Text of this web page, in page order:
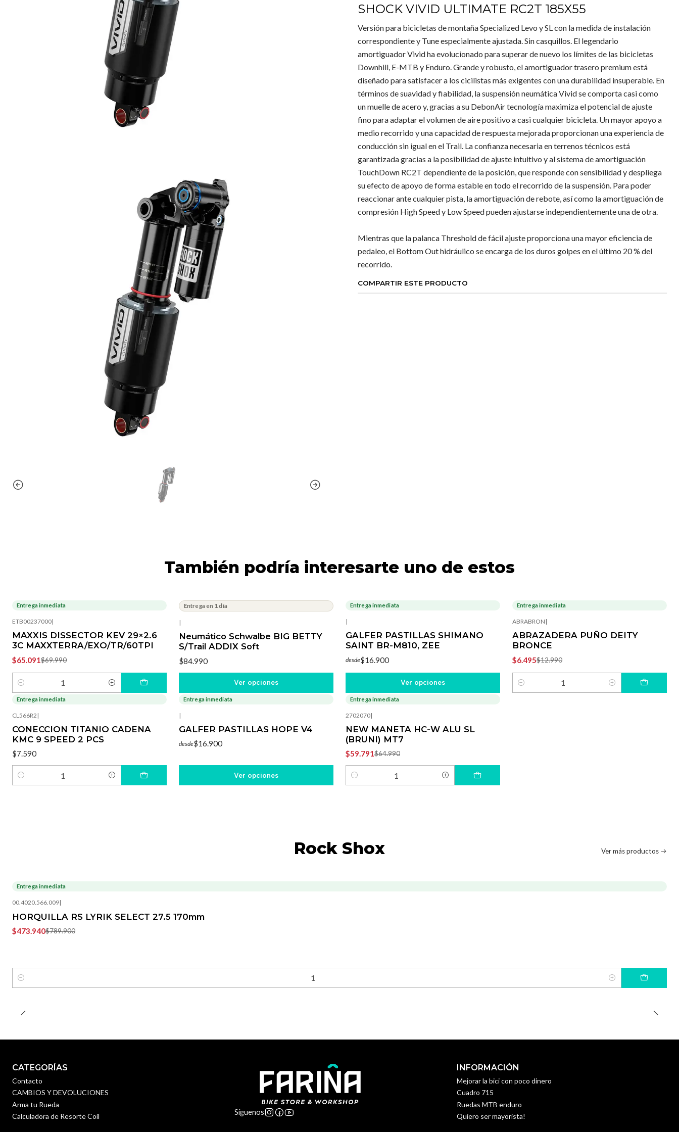
SHOCK VIVID ULTIMATE RC2T 185X55
Versión para bicicletas de montaña Specialized Levo y SL con la medida de instalación
correspondiente y Tune especialmente ajustada. Sin casquillos. El legendario
amortiguador Vivid ha evolucionado para superar de nuevo los límites de las bicicletas
Downhill, E-MTB y Enduro. Grande y robusto, el amortiguador trasero premium está
diseñado para satisfacer a los cicilistas más exigentes con una durabilidad insuperable. En
términos de suavidad y fiabilidad, la suspensión neumática Vivid se comporta casi como
un muelle de acero y, gracias a su DebonAir tecnología maximiza el potencial de ajuste
fino para adaptar el volumen de aire positivo a casi cualquier bicicleta. Un mayor apoyo a
medio recorrido y una capacidad de respuesta mejorada proporcionan una experiencia de
conducción sin igual en el Trail. La confianza necesaria en terrenos técnicos está
garantizada gracias a la posibilidad de ajuste intuitivo y al sistema de amortiguación
TouchDown RC2T dependiente de la posición, que responde con sensibilidad y despliega
su efecto de apoyo de forma estable en todo el recorrido de la suspensión. Para poder
reaccionar ante cualquier pista, la amortiguación de rebote, así como la amortiguación de
compresión High Speed y Low Speed pueden ajustarse independientemente una de otra.
Mientras que la palanca Threshold de fácil ajuste proporciona una mayor eficiencia de
pedaleo, el Bottom Out hidráulico se encarga de los duros golpes en el último 20 % del
recorrido.
COMPARTIR ESTE PRODUCTO
También podría interesarte uno de estos
-7%OFF
Entrega inmediata
ETB00237000|
MAXXIS DISSECTOR KEV 29×2.6
3C MAXXTERRA/EXO/TR/60TPI
$65.091$69.990
Cantidad
Entrega en 1 día
|
Neumático Schwalbe BIG BETTY
S/Trail ADDIX Soft
$84.990
Ver opciones
Entrega inmediata
|
GALFER PASTILLAS SHIMANO
SAINT BR-M810, ZEE
desde$16.900
Ver opciones
-50%
Entrega inmediata
ABRABRON |
ABRAZADERA PUÑO DEITY
BRONCE
$6.495$12.990
Cantidad
Entrega inmediata
CL566R2 |
CONECCION TITANIO CADENA
KMC 9 SPEED 2 PCS
$7.590
Cantidad
Entrega inmediata
|
GALFER PASTILLAS HOPE V4
desde$16.900
Ver opciones
-8%OFF
Entrega inmediata
2702070|
NEW MANETA HC-W ALU SL
(BRUNI) MT7
$59.791$64.990
Cantidad
Rock Shox Ver más productos
Entrega inmediata
00.4020.566.009|
HORQUILLA RS LYRIK SELECT 27.5 170mm
$473.940$789.900
Cantidad
CATEGORÍAS
Contacto
CAMBIOS Y DEVOLUCIONES
Arma tu Rueda
Calculadora de Resorte Coil
Síguenos
INFORMACIÓN
Mejorar la bici con poco dinero
Cuadro 715
Ruedas MTB enduro
Quiero ser mayorista!